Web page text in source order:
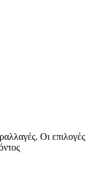
Οι επιλογές